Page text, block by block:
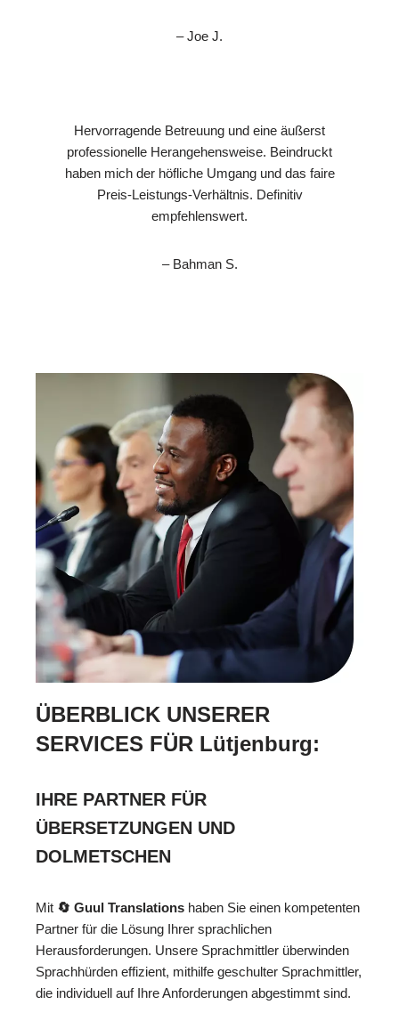
– Joe J.
Hervorragende Betreuung und eine äußerst
professionelle Herangehensweise. Beindruckt
haben mich der höfliche Umgang und das faire
Preis-Leistungs-Verhältnis. Definitiv
empfehlenswert.
– Bahman S.
ÜBERBLICK UNSERER
SERVICES FÜR Lütjenburg:
IHRE PARTNER FÜR
ÜBERSETZUNGEN UND
DOLMETSCHEN
Mit 🔄 Guul Translations haben Sie einen kompetenten
Partner für die Lösung Ihrer sprachlichen
Herausforderungen. Unsere Sprachmittler überwinden
Sprachhürden effizient, mithilfe geschulter Sprachmittler,
die individuell auf Ihre Anforderungen abgestimmt sind.